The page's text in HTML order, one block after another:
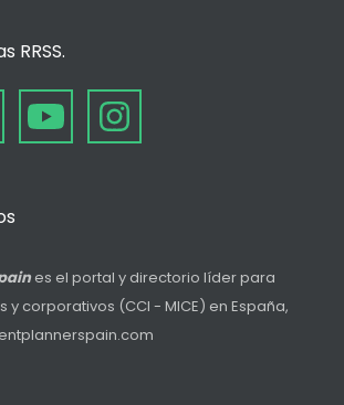
RRSS.
es el portal y directorio líder para
y corporativos (CCI - MICE) en España,